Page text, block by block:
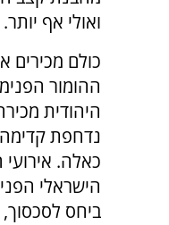
ואולי אף
כולם
ההומור
היהודית
נדחפת קדימה
כאלה.
הישראלי
ביחס